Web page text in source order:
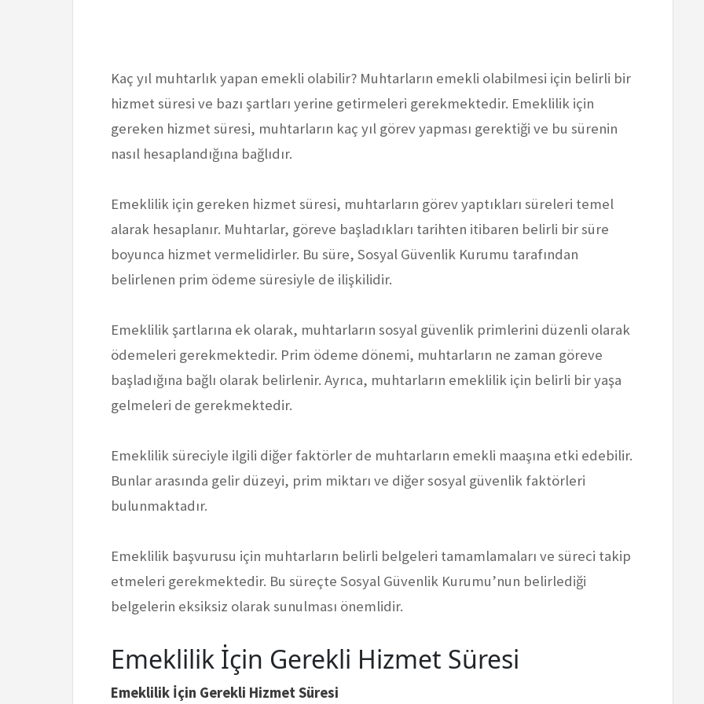
Kaç yıl muhtarlık yapan emekli olabilir? Muhtarların emekli olabilmesi için belirli bir
hizmet süresi ve bazı şartları yerine getirmeleri gerekmektedir. Emeklilik için
gereken hizmet süresi, muhtarların kaç yıl görev yapması gerektiği ve bu sürenin
nasıl hesaplandığına bağlıdır.
Emeklilik için gereken hizmet süresi, muhtarların görev yaptıkları süreleri temel
alarak hesaplanır. Muhtarlar, göreve başladıkları tarihten itibaren belirli bir süre
boyunca hizmet vermelidirler. Bu süre, Sosyal Güvenlik Kurumu tarafından
belirlenen prim ödeme süresiyle de ilişkilidir.
Emeklilik şartlarına ek olarak, muhtarların sosyal güvenlik primlerini düzenli olarak
ödemeleri gerekmektedir. Prim ödeme dönemi, muhtarların ne zaman göreve
başladığına bağlı olarak belirlenir. Ayrıca, muhtarların emeklilik için belirli bir yaşa
gelmeleri de gerekmektedir.
Emeklilik süreciyle ilgili diğer faktörler de muhtarların emekli maaşına etki edebilir.
Bunlar arasında gelir düzeyi, prim miktarı ve diğer sosyal güvenlik faktörleri
bulunmaktadır.
Emeklilik başvurusu için muhtarların belirli belgeleri tamamlamaları ve süreci takip
etmeleri gerekmektedir. Bu süreçte Sosyal Güvenlik Kurumu’nun belirlediği
belgelerin eksiksiz olarak sunulması önemlidir.
Emeklilik İçin Gerekli Hizmet Süresi
Emeklilik İçin Gerekli Hizmet Süresi